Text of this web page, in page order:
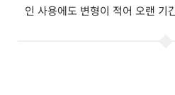
인 사용에도 변형이 적어 오랜 기